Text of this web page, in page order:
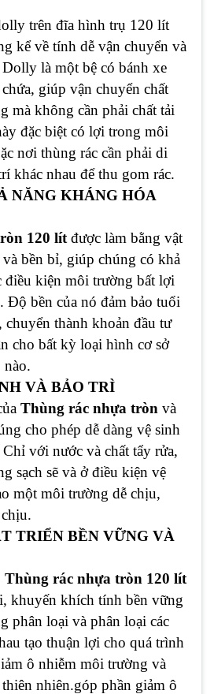
trên đĩa hình trụ 120 lít
kể về tính dễ vận chuyển và
là một bệ có bánh xe
giúp vận chuyển chất
mà không cần phải chất tải
đặc biệt có lợi trong môi
nơi thùng rác cần phải di
khác nhau để thu gom rác.
NĂNG KHÁNG HÓA
120 lít được làm bằng vật
bền bỉ, giúp chúng có khả
điều kiện môi trường bất lợi
Độ bền của nó đảm bảo tuổi
thành khoản đầu tư
cho bất kỳ loại hình cơ sở
nào.
VÀ BẢO TRÌ
Thùng rác nhựa tròn và
cho phép dễ dàng vệ sinh
với nước và chất tẩy rửa,
sạch sẽ và ở điều kiện vệ
một môi trường dễ chịu,
TRIỂN BỀN VỮNG VÀ
Thùng rác nhựa tròn 120 lít
khuyến khích tính bền vững
phân loại và phân loại các
tạo thuận lợi cho quá trình
ô nhiễm môi trường và
nhiên.góp phần giảm ô